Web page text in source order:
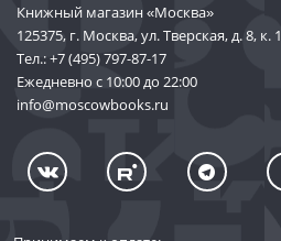
Книжный магазин «Москва»
125375, г. Москва, ул. Тверская, д. 8, к. 1
Тел.:+7 (495) 797-87-17
Ежедневно с 10:00 до 22:00
info@moscowbooks.ru